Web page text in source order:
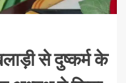
से दुष्कर्म के